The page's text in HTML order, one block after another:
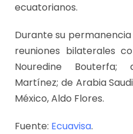
ecuatorianos.
Durante su
reuniones bilaterales
Nouredine Bouterfa;
Martínez; de Arabia
México, Aldo Flores.
Fuente: Ecuavisa.